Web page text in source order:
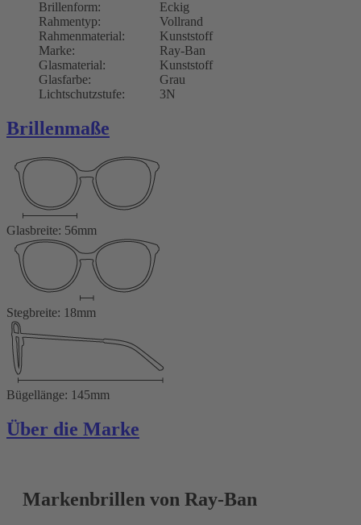
Brillenform:
Eckig
Rahmentyp:
Vollrand
Rahmenmaterial:
Kunststoff
Marke:
Ray-Ban
Glasmaterial:
Kunststoff
Glasfarbe:
Grau
Lichtschutzstufe:
3N
Brillenmaße
Glasbreite: 56mm
Stegbreite: 18mm
Bügellänge: 145mm
Über die Marke
Markenbrillen von Ray-Ban